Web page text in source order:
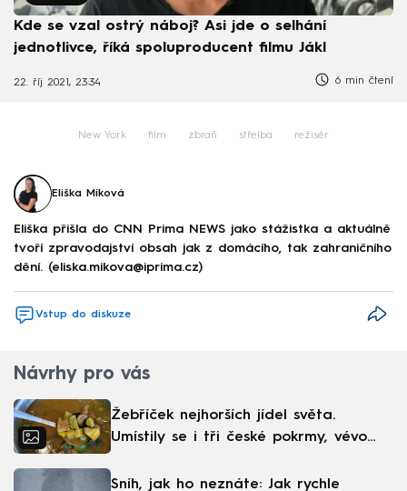
Kde se vzal ostrý náboj? Asi jde o selhání
jednotlivce, říká spoluproducent filmu Jákl
22. říj 2021, 23:34 6 min čtení
New York film zbraň střelba režisér
Eliška Míková
Eliška přišla do CNN Prima NEWS jako stážistka a aktuálně
tvoří zpravodajství obsah jak z domácího, tak zahraničního
dění. (eliska.mikova@iprima.cz)
Vstup do diskuze
Návrhy pro vás
Žebříček nejhorších jídel světa.
Umístily se i tři české pokrmy, vévodí
Sníh, jak ho neznáte: Jak rychle